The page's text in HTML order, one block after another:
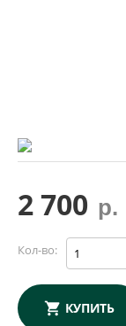
2 700 р.
Кол-во:
КУПИТЬ